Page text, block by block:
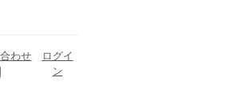
わせ
ログイ
ン